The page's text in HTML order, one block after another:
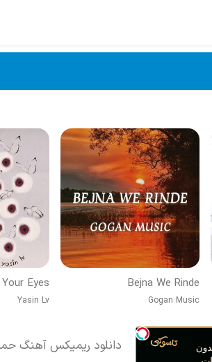
Bejna We Rinde
Gogan Music
Eyes
Yasin Lv
دانلود ریمیکس آهنگ